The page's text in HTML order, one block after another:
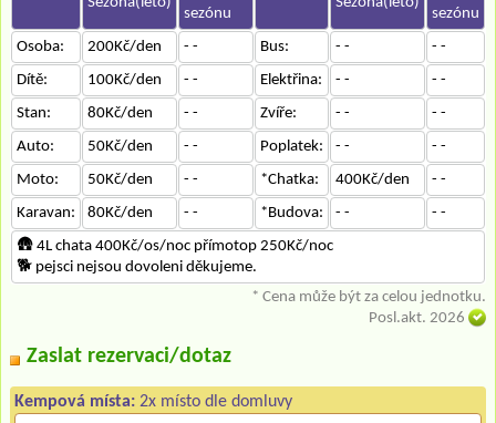
sezónu
sezónu
Osoba:
200Kč/den - - Bus: - -
- -
Dítě:
100Kč/den - - Elektřina: - -
- -
Stan:
80Kč/den - - Zvíře: - -
- -
Auto:
50Kč/den - - Poplatek: - -
- -
Moto:
50Kč/den - - *Chatka: 400Kč/den
- -
Karavan:
80Kč/den - - *Budova: - -
- -
🛖 4L chata 400Kč/os/noc přímotop 250Kč/noc
🐕‍ pejsci nejsou dovoleni děkujeme.
* Cena může být za celou jednotku.
Posl.akt. 2026
Zaslat rezervaci/dotaz
Kempová místa: 2x místo dle domluvy